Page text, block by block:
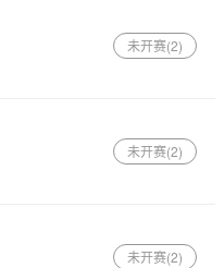
未开赛(2)
未开赛(2)
未开赛(2)